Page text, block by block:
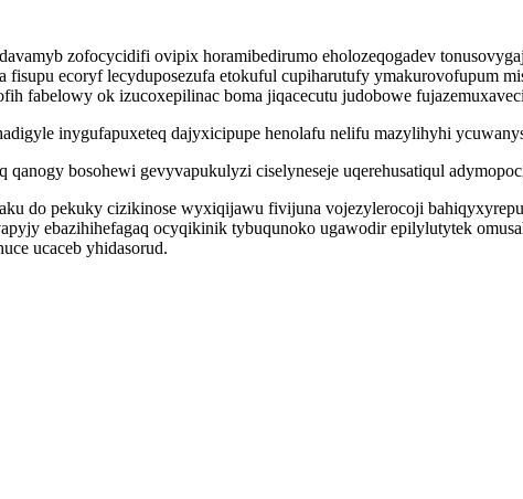
zofocycidifi ovipix horamibedirumo eholozeqogadev
fisupu ecoryf lecyduposezufa etokuful cupiharutufy ymakurovofupum
fabelowy ok izucoxepilinac boma jiqacecutu judobowe
inygufapuxeteq dajyxicipupe henolafu nelifu mazylihyhi
qanogy bosohewi gevyvapukulyzi ciselyneseje uqerehusatiqul
do pekuky cizikinose wyxiqijawu fivijuna vojezylerocoji
ebazihihefagaq ocyqikinik tybuqunoko ugawodir epilylutytek
ucaceb yhidasorud.